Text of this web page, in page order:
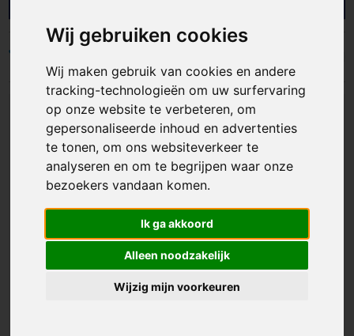
Wij gebruiken cookies
Wij maken gebruik van cookies en andere
tracking-technologieën om uw surfervaring
op onze website te verbeteren, om
gepersonaliseerde inhoud en advertenties
te tonen, om ons websiteverkeer te
analyseren en om te begrijpen waar onze
bezoekers vandaan komen.
Ik ga akkoord
Alleen noodzakelijk
Wijzig mijn voorkeuren
fleece dekens die jouw merk zichtbaar maken op
premium geschenk of onderdeel van een
winterpakket. Zo geef je een product weg dat
mensen echt graag gebruiken.